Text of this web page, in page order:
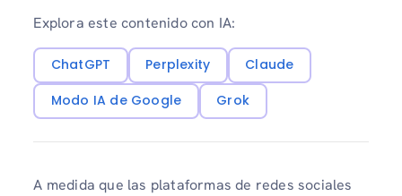
Explora este contenido con IA:
ChatGPT Perplexity
Claude
Modo IA de Google
Grok
A medida que las plataformas de redes sociales